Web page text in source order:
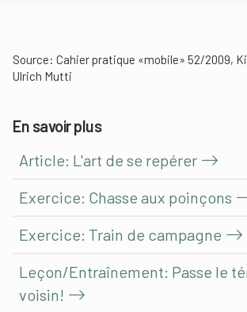
Source: Cahier pratique «mobile» 52/2009,
Ulrich Mutti
En savoir plus
Article: L'art de se repérer
Exercice: Chasse aux poinçons
Exercice: Train de campagne
Leçon/Entraînement: Passe le
voisin!